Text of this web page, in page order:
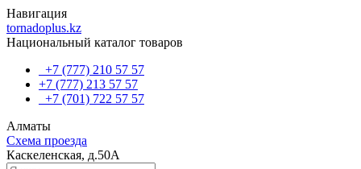
Навигация
tornadoplus.kz
Национальный каталог товаров
+7 (777) 210 57 57
+7 (777) 213 57 57
+7 (701) 722 57 57
Алматы
Схема проезда
Каскеленская, д.50А